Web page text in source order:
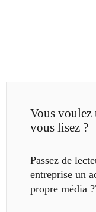
Vous voulez
vous lisez ?
Passez de
entreprise un
propre média